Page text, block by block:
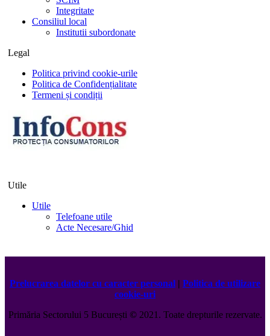
Integritate
Consiliul local
Institutii subordonate
Legal
Politica privind cookie-urile
Politica de Confidențialitate
Termeni și condiții
Utile
Utile
Telefoane utile
Acte Necesare/Ghid
Prelucrarea datelor cu caracter personal | Politica de utilizare
cookie-uri
Primăria Sectorului 5 București ©️2021. Toate drepturile rezervate.